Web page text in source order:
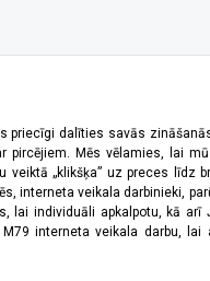
dalīties savās
Mēs vēlamies, lai
„klikšķa” uz preces līdz
interneta veikala darbinieki,
lai individuāli apkalpotu, kā
interneta veikala darbu,